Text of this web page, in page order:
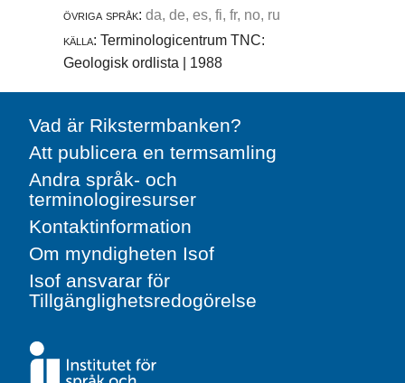
övriga språk: da, de, es, fi, fr, no, ru
källa: Terminologicentrum TNC:
Geologisk ordlista | 1988
Vad är Rikstermbanken?
Att publicera en termsamling
Andra språk- och
terminologiresurser
Kontaktinformation
Om myndigheten Isof
Isof ansvarar för
Tillgänglighetsredogörelse